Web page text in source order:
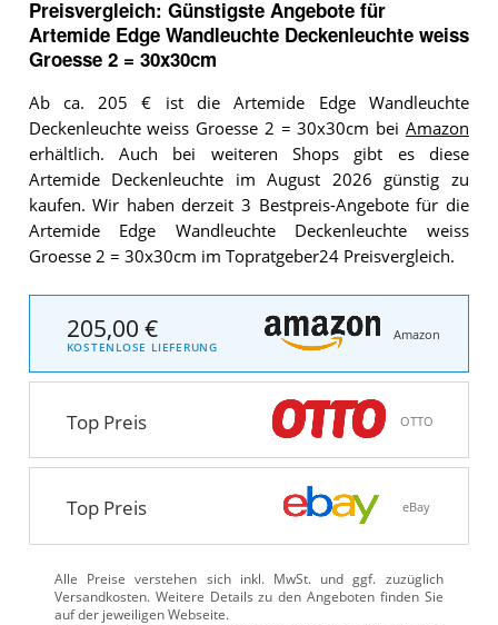
Preisvergleich: Günstigste Angebote für
Artemide Edge Wandleuchte Deckenleuchte weiss
Groesse 2 = 30x30cm
Ab ca. 205 € ist die Artemide Edge Wandleuchte
Deckenleuchte weiss Groesse 2 = 30x30cm bei Amazon
erhältlich. Auch bei weiteren Shops gibt es diese
Artemide Deckenleuchte im August 2026 günstig zu
kaufen. Wir haben derzeit 3 Bestpreis-Angebote für die
Artemide Edge Wandleuchte Deckenleuchte weiss
Groesse 2 = 30x30cm im Topratgeber24 Preisvergleich.
205,00 €
KOSTENLOSE LIEFERUNG
Amazon
Top Preis OTTO
Top Preis eBay
Alle Preise verstehen sich inkl. MwSt. und ggf. zuzüglich
Versandkosten. Weitere Details zu den Angeboten finden Sie
auf der jeweiligen Webseite.